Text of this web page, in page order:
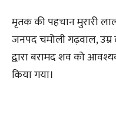
मृतक की पहचान मुरारी लाल
जनपद चमोली गढ़वाल,
द्वारा बरामद शव को
किया गया।